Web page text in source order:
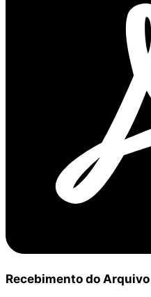
Recebimento do Arquivo